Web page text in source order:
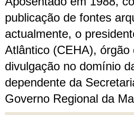
publicação de fontes
actualmente, o
Atlântico (CEHA),
divulgação no domínio
dependente da
Governo Regional da